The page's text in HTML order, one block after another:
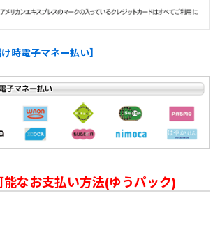
時電子マネー払い】
なお支払い方法(ゆうパック)